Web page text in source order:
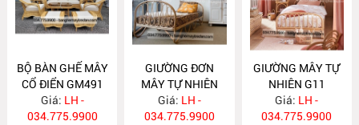
BỘ BÀN GHẾ MÂY
CỔ ĐIỂN GM491
Giá: LH -
034.775.9900
GIƯỜNG ĐƠN
MÂY TỰ NHIÊN
G12
Giá: LH -
034.775.9900
GIƯỜNG MÂY TỰ
NHIÊN G11
Giá: LH -
034.775.9900